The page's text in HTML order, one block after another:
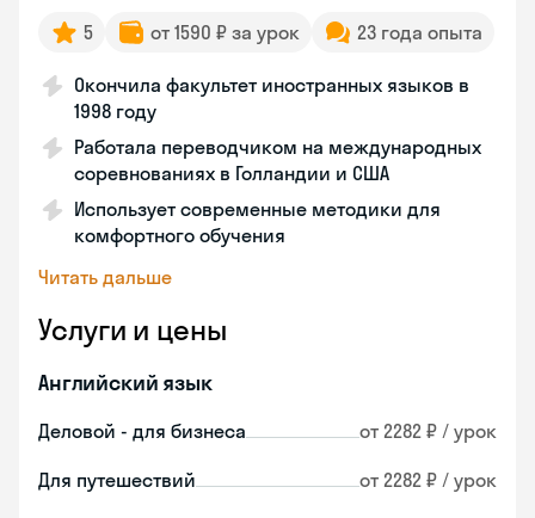
5 от 1590 ₽ за урок 23 года опыта
Окончила факультет иностранных языков в
1998 году
Работала переводчиком на международных
соревнованиях в Голландии и США
Использует современные методики для
комфортного обучения
Читать дальше
Услуги и цены
Английский язык
Деловой - для бизнеса от 2282 ₽ / урок
Для путешествий от 2282 ₽ / урок